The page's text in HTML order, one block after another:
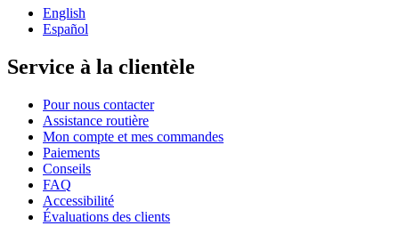
English
Español
Service à la clientèle
Pour nous contacter
Assistance routière
Mon compte et mes commandes
Paiements
Conseils
FAQ
Accessibilité
Évaluations des clients